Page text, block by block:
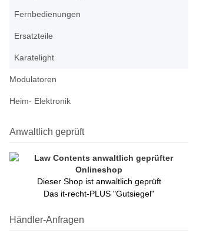
Fernbedienungen
Ersatzteile
Karatelight
Modulatoren
Heim- Elektronik
Anwaltlich geprüft
Dieser Shop ist anwaltlich geprüft
Das it-recht-PLUS "Gutsiegel"
Händler-Anfragen